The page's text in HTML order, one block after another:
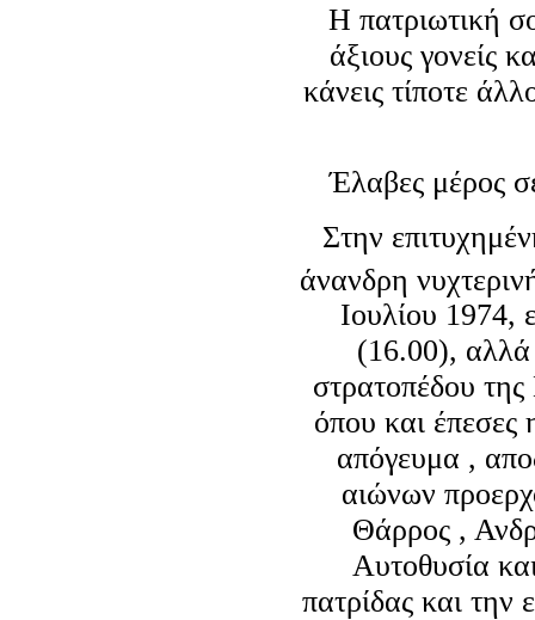
Η πατριωτική
άξιους γονείς
κάνεις τίποτε
Έλαβες μέρος
Στην
άνανδρη
Ιουλίου 1974,
(16.00), αλλά
στρατοπέδου
όπου και έπεσες
απόγευμα ,
αιώνων
Θάρρος ,
Αυτοθυσία
πατρίδας και την